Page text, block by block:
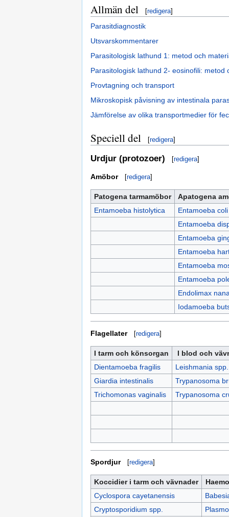
Allmän del [redigera]
Parasitdiagnostik
Utsvarskommentarer
Parasitologisk lathund 1: metod och
Parasitologisk lathund 2- eosinofili: metod
Provtagning och transport
Mikroskopisk påvisning av intestinala
Jämförelse av olika transportmedier för
Speciell del [redigera]
Urdjur (protozoer) [redigera]
Amöbor [redigera]
Patogena tarmamöbor
Apatogena
Entamoeba histolytica
Entamoeba coli
Entamoeba
Entamoeba
Entamoeba
Entamoeba
Entamoeba
Endolimax
Iodamoeba
Flagellater [redigera]
I tarm och könsorgan
I blod och
Dientamoeba fragilis
Leishmania spp.
Giardia intestinalis
Trypanosoma
Trichomonas vaginalis
Trypanosoma
Spordjur [redigera]
Koccidier i tarm och vävnader
Cyclospora cayetanensis
Cryptosporidium spp.